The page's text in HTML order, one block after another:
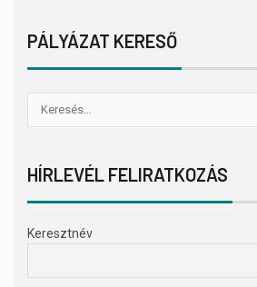
PÁLYÁZAT KERESŐ
HÍRLEVÉL FELIRATKOZÁS
Keresztnév